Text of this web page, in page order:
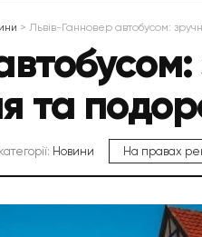
> Львів-Ганновер автобусом:
та
Новини На правах